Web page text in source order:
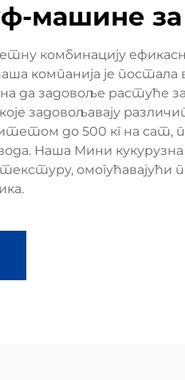
машине за
комбинацију
компанија је
да задовоље растуће
задовољавају
до 500 кг на сат,
Наша Мини
омогућавајући